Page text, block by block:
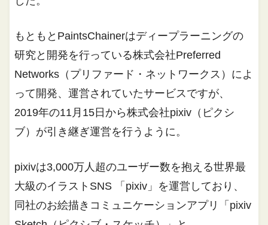
もともとPaintsChainerはディープラーニングの
研究と開発を行っている株式会社Preferred
Networks（プリファード・ネットワークス）によ
って開発、運営されていたサービスですが、
2019年の11月15日から株式会社pixiv（ピクシ
ブ）が引き継ぎ運営を行うように。
pixivは3,000万人超のユーザー数を抱える世界最
大級のイラストSNS 「pixiv」を運営しており、
同社のお絵描きコミュニケーションアプリ「pixiv